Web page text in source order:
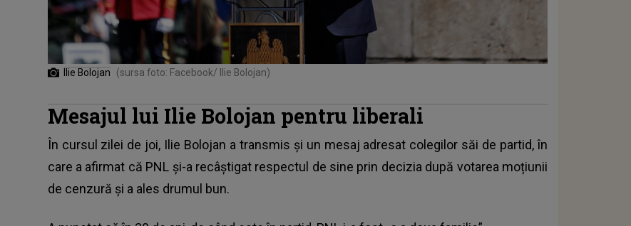
Ilie Bolojan (sursa foto: Facebook/ Ilie Bolojan)
Mesajul lui Ilie Bolojan pentru liberali
În cursul zilei de joi, Ilie Bolojan a transmis și un mesaj adresat colegilor săi de partid, în
care a afirmat că PNL și-a recâștigat respectul de sine prin decizia după votarea moțiunii
de cenzură și a ales drumul bun.